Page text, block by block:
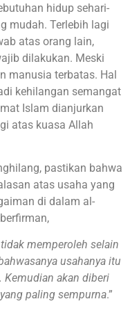
hidup sehari-
mudah. Terlebih lagi
atas orang lain,
dilakukan. Meski
manusia terbatas. Hal
kehilangan semangat
Islam dianjurkan
atas kuasa Allah
pastikan bahwa
atas usaha yang
di dalam al-
memperoleh selain
usahanya itu
Kemudian akan diberi
paling sempurna.”